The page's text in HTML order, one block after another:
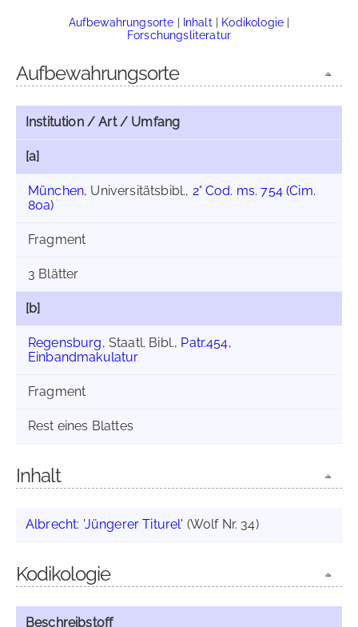
Aufbewahrungsorte | Inhalt | Kodikologie |
Forschungsliteratur
Aufbewahrungsorte
Institution / Art / Umfang
[a]
München, Universitätsbibl., 2° Cod. ms. 754 (Cim.
80a)
Fragment
3 Blätter
[b]
Regensburg, Staatl. Bibl., Patr.454,
Einbandmakulatur
Fragment
Rest eines Blattes
Inhalt
Albrecht: 'Jüngerer Titurel' (Wolf Nr. 34)
Kodikologie
Beschreibstoff